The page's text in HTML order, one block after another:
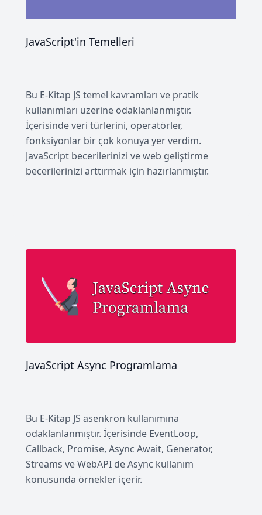
JavaScript'in Temelleri
Bu E-Kitap JS temel kavramları ve pratik
kullanımları üzerine odaklanlanmıştır.
İçerisinde veri türlerini, operatörler,
fonksiyonlar bir çok konuya yer verdim.
JavaScript becerilerinizi ve web geliştirme
becerilerinizi arttırmak için hazırlanmıştır.
JavaScript Async Programlama
Bu E-Kitap JS asenkron kullanımına
odaklanlanmıştır. İçerisinde EventLoop,
Callback, Promise, Async Await, Generator,
Streams ve WebAPI de Async kullanım
konusunda örnekler içerir.